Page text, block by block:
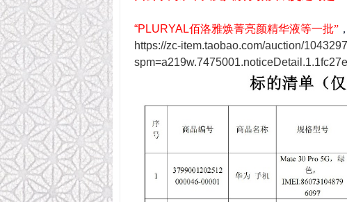
“PLURYAL佰洛雅焕菁亮颜精华液等一批”
https://zc-item.taobao.com/auction/